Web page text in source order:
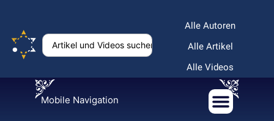
Alle Autoren
Alle Artikel
Alle Videos
Mobile Navigation